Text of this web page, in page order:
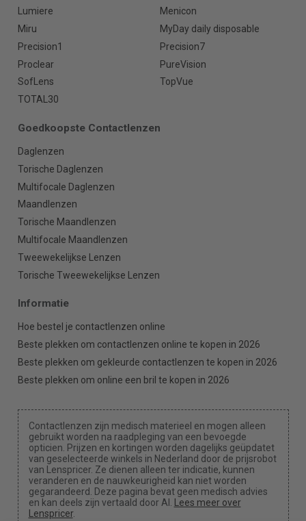
Lumiere
Menicon
Miru
MyDay daily disposable
Precision1
Precision7
Proclear
PureVision
SofLens
TopVue
TOTAL30
Goedkoopste Contactlenzen
Daglenzen
Torische Daglenzen
Multifocale Daglenzen
Maandlenzen
Torische Maandlenzen
Multifocale Maandlenzen
Tweewekelijkse Lenzen
Torische Tweewekelijkse Lenzen
Informatie
Hoe bestel je contactlenzen online
Beste plekken om contactlenzen online te kopen in 2026
Beste plekken om gekleurde contactlenzen te kopen in 2026
Beste plekken om online een bril te kopen in 2026
Contactlenzen zijn medisch materieel en mogen alleen
gebruikt worden na raadpleging van een bevoegde
opticien. Prijzen en kortingen worden dagelijks geüpdatet
van geselecteerde winkels in Nederland door de prijsrobot
van Lenspricer. Ze dienen alleen ter indicatie, kunnen
veranderen en de nauwkeurigheid kan niet worden
gegarandeerd. Deze pagina bevat geen medisch advies
en kan deels zijn vertaald door AI. Lees meer over
Lenspricer.